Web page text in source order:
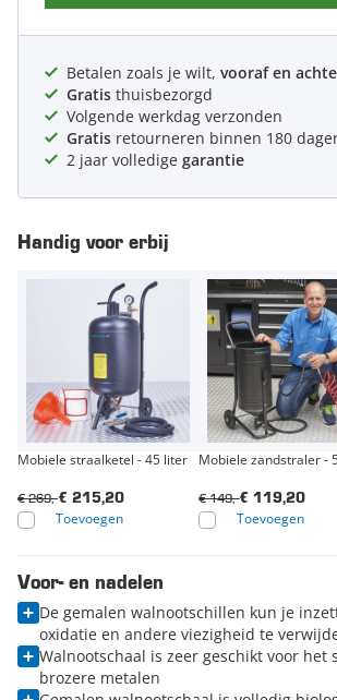
Betalen zoals je wilt, vooraf en
Gratis thuisbezorgd
Volgende werkdag verzonden
Gratis retourneren binnen 180
2 jaar volledige garantie
Handig voor erbij
Mobiele straalketel - 45 liter
€ 215,20
€ 269,-
Toevoegen
Mobiele zandstraler -
€ 119,20
€ 149,-
Toevoegen
Voor- en nadelen
De gemalen walnootschillen kun je
oxidatie en andere viezigheid te
Walnootschaal is zeer geschikt voor het
brozere metalen